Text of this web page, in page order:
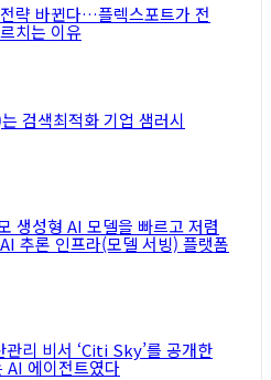
략 바뀐다…플렉스포트가 전
치는 이유
검색최적화 기업 샘러시
생성형 AI 모델을 빠르고 저렴
추론 인프라(모델 서빙) 플랫폼
리 비서 ‘Citi Sky’를 공개한
에이전트였다